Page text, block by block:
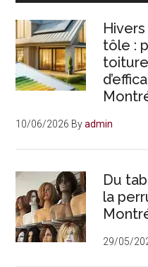
tôle :
10/06/2026 Byadmin
Du
la
29/05/